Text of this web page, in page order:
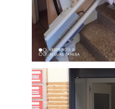
Montage d'un
escaliers courbe
particulier à Albi
81).